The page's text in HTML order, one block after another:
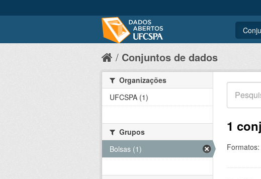
Conjuntos de dados
1
Formatos:
Organizações
UFCSPA (1)
Grupos
Bolsas (1)